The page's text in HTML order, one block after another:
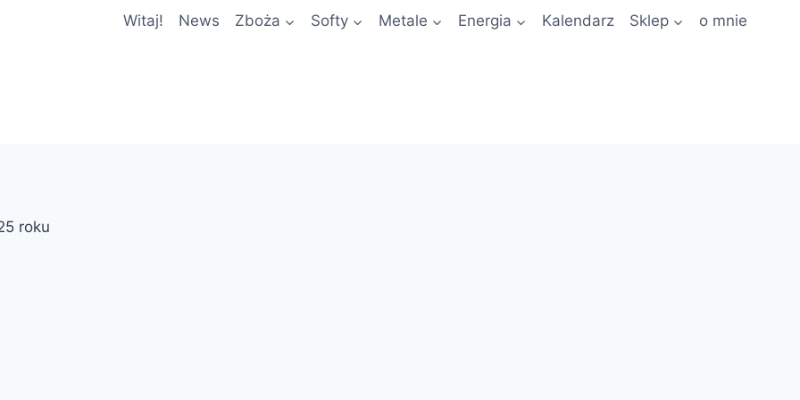
Witaj! News Zboża Softy Metale Energia Kalendarz Sklep o mnie